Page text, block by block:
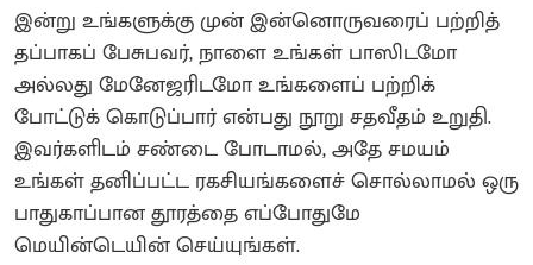
இன்று உங்களுக்கு முன் இன்னொருவரைப் பற்றித்
தப்பாகப் பேசுபவர், நாளை உங்கள் பாஸிடமோ
அல்லது மேனேஜரிடமோ உங்களைப் பற்றிக்
போட்டுக் கொடுப்பார் என்பது நூறு சதவீதம் உறுதி.
இவர்களிடம் சண்டை போடாமல், அதே சமயம்
உங்கள் தனிப்பட்ட ரகசியங்களைச் சொல்லாமல் ஒரு
பாதுகாப்பான தூரத்தை எப்போதுமே
மெயின்டெயின் செய்யுங்கள்.